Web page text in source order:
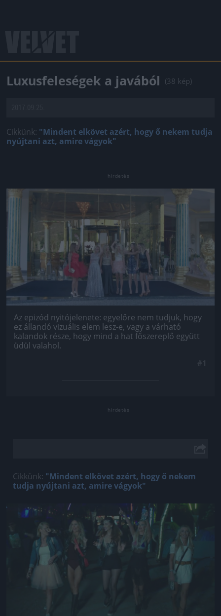
Luxusfeleségek a javából (38 kép)
Cikkünk: "Mindent elkövet azért, hogy ő nekem tudja
nyújtani azt, amire vágyok"
Jön még kép!
Az epizód nyitójelenete: egyelőre nem tudjuk, hogy
ez állandó vizuális elem lesz-e, vagy a várható
kalandok része, hogy mind a hat főszereplő együtt
üdül valahol.
Cikkünk: "Mindent elkövet azért, hogy ő nekem
tudja nyújtani azt, amire vágyok"
Jön még kép!